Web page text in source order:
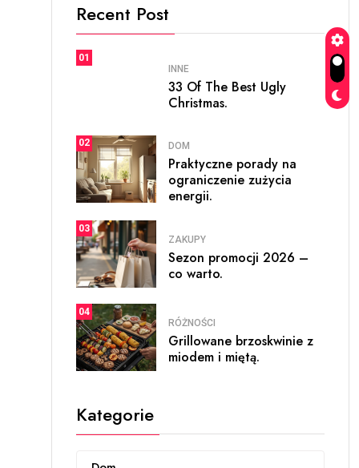
Recent Post
01
INNE
33 Of The Best Ugly
Christmas.
02 DOM
Praktyczne porady na
ograniczenie zużycia
energii.
03
ZAKUPY
Sezon promocji 2026 –
co warto.
04
RÓŻNOŚCI
Grillowane brzoskwinie z
miodem i miętą.
Kategorie